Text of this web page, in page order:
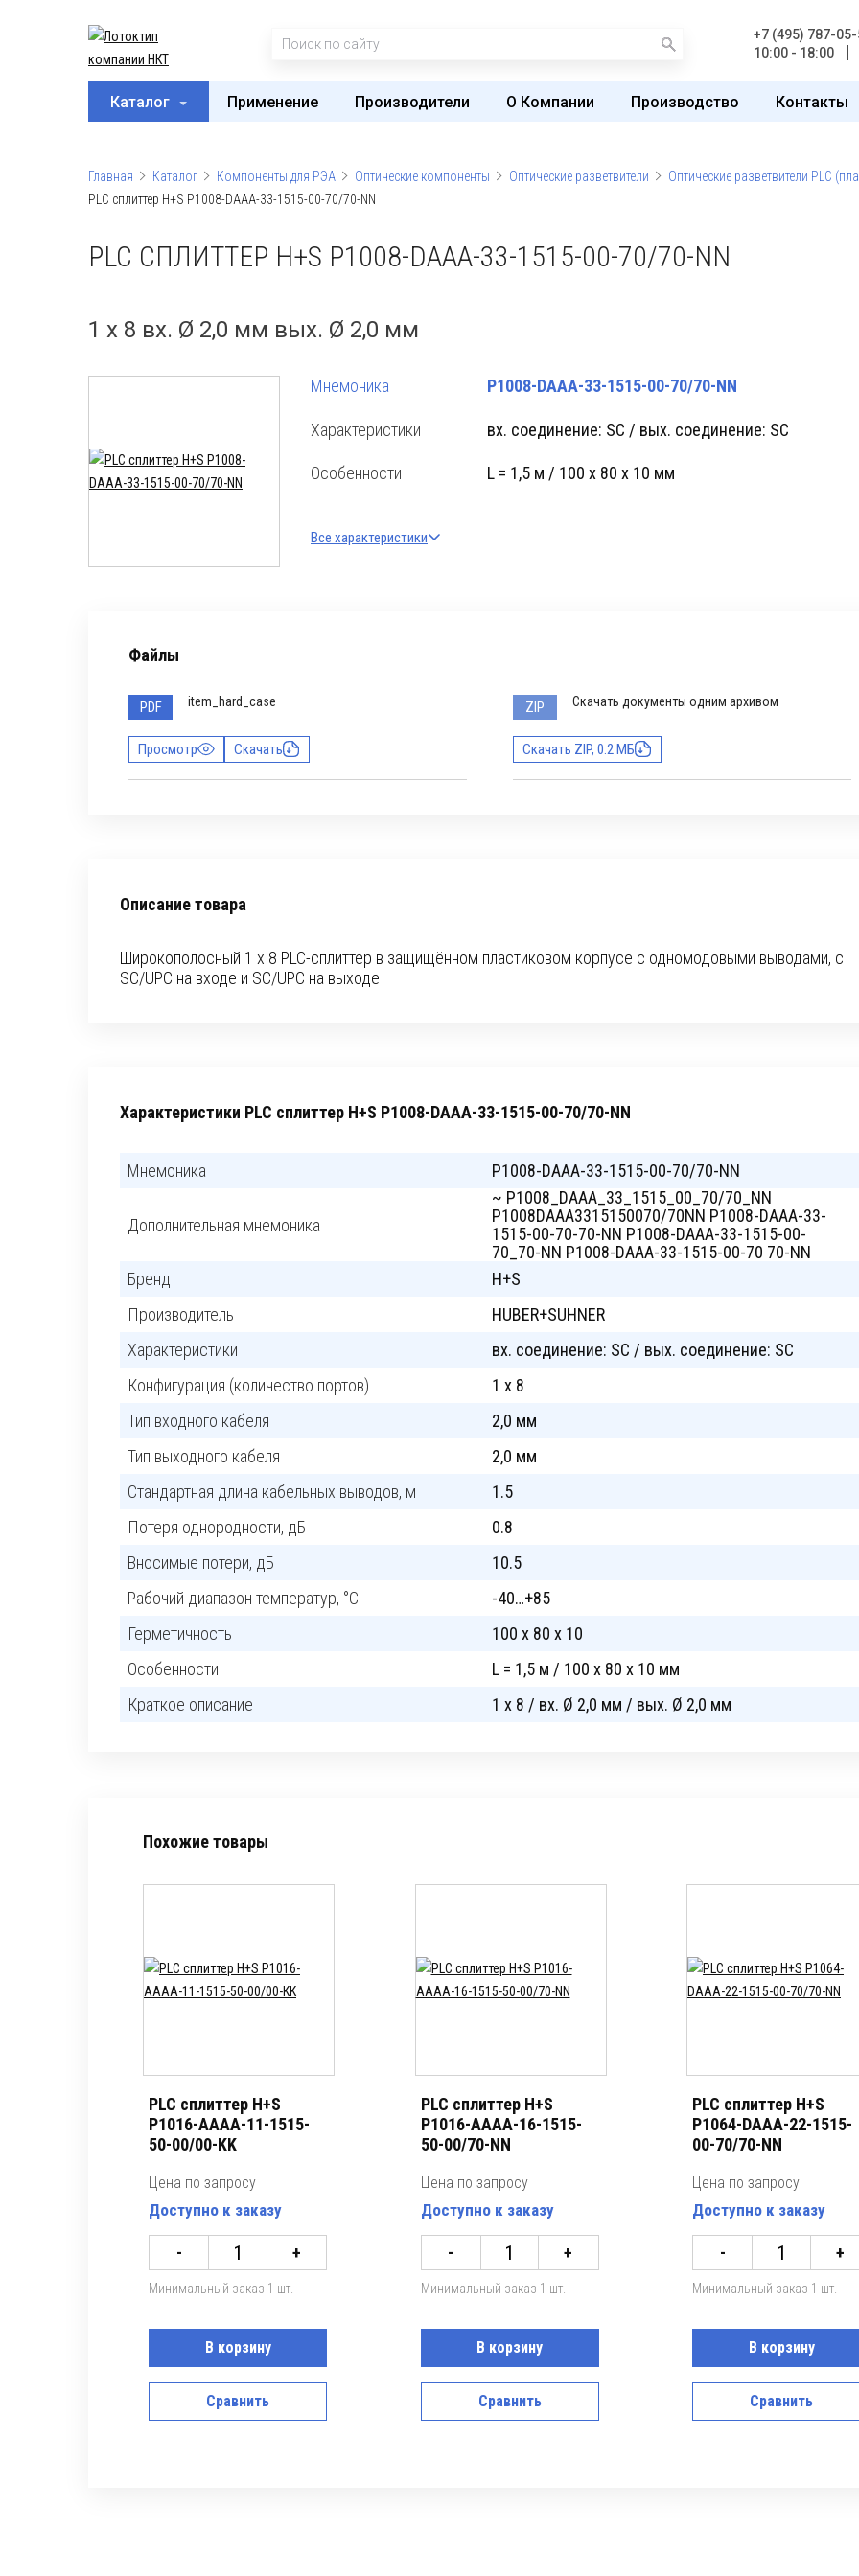
+7 (495) 787-
10:00 - 18:00
Каталог Применение Производители О Компании Производство Контакты
Главная Каталог Компоненты для РЭА Оптические компоненты Оптические разветвители
Оптические разветвители PLC
PLC сплиттер H+S P1008-DAAA-33-1515-00-70/70-NN
PLC СПЛИТТЕР H+S P1008-DAAA-33-1515-00-70/70-NN
1 x 8 вх. Ø 2,0 мм вых. Ø 2,0 мм
Мнемоника P1008-DAAA-33-1515-00-70/70-NN
Характеристики вх. cоединение: SC / вых. cоединение: SC
Особенности L = 1,5 м / 100 x 80 x 10 мм
Все характеристики
Файлы
PDF item_hard_case
Просмотр Скачать
ZIP Скачать документы одним архивом
Скачать ZIP, 0.2 МБ
Описание товара
Широкополосный 1 x 8 PLC-сплиттер в защищённом пластиковом корпусе с одномодовыми выводами, с
SC/UPC на входе и SC/UPC на выходе
Характеристики PLC сплиттер H+S P1008-DAAA-33-1515-00-70/70-NN
Мнемоника P1008-DAAA-33-1515-00-70/70-NN
Дополнительная мнемоника
~ P1008_DAAA_33_1515_00_70/70_NN
P1008DAAA3315150070/70NN P1008-DAAA-33-
1515-00-70-70-NN P1008-DAAA-33-1515-00-
70_70-NN P1008-DAAA-33-1515-00-70 70-NN
Бренд
H+S
Производитель
HUBER+SUHNER
Характеристики
вх. cоединение: SC / вых. cоединение: SC
Конфигурация (количество портов)
1 x 8
Тип входного кабеля
2,0 мм
Тип выходного кабеля
2,0 мм
Стандартная длина кабельных выводов, м
1.5
Потеря однородности, дБ
0.8
Вносимые потери, дБ
10.5
Рабочий диапазон температур, °C
-40…+85
Герметичность
100 x 80 x 10
Особенности
L = 1,5 м / 100 x 80 x 10 мм
Краткое описание
1 x 8 / вх. Ø 2,0 мм / вых. Ø 2,0 мм
Похожие товары
PLC сплиттер H+S
P1016-AAAA-11-1515-
50-00/00-KK
Цена по запросу
Доступно к заказу
- +
Минимальный заказ 1 шт.
В корзину
Сравнить
PLC сплиттер H+S
P1016-AAAA-16-1515-
50-00/70-NN
Цена по запросу
Доступно к заказу
- +
Минимальный заказ 1 шт.
В корзину
Сравнить
PLC сплиттер H+S
P1064-DAAA-22-1515-
00-70/70-NN
Цена по запросу
Доступно к заказу
- +
Минимальный заказ 1 шт.
В корзину
Сравнить